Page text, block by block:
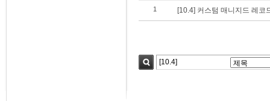
1 [10.4] 커스텀 매니지드 레